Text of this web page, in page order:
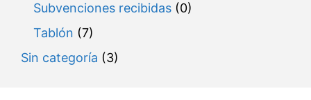
Subvenciones recibidas (0)
Tablón (7)
Sin categoría (3)